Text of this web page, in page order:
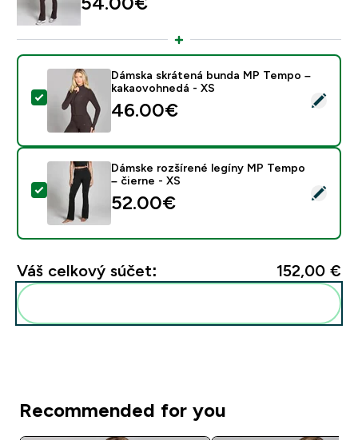
Vybrať tento produkt - Dámska skrátená bunda MP
Dámska skrátená bunda MP Tempo –
kakaovohnedá - XS
46.00€‎
Vybrať tento produkt - Dámske rozšírené legíny MP
Dámske rozšírené legíny MP Tempo
– čierne - XS
52.00€‎
Váš celkový súčet: 152,00 €‎
Recommended for you